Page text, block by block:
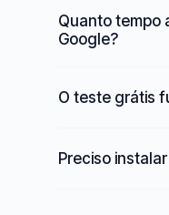
Quanto tempo
Google?
O teste grátis
Preciso